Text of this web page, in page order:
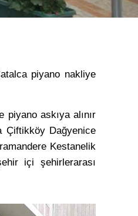
piyano nakliye
askıya alınır
Çiftikköy Dağyenice
Kestanelik
içi şehirlerarası